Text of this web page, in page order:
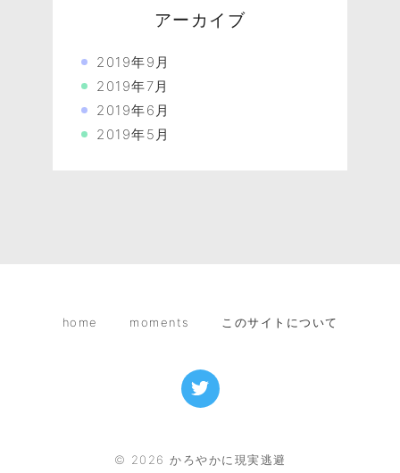
アーカイブ
2019年9月
2019年7月
2019年6月
2019年5月
home moments このサイトについて
© 2026 かろやかに現実逃避